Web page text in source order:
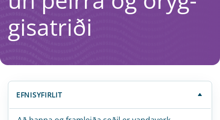
gis­a­triði
EFNISYFIRLIT